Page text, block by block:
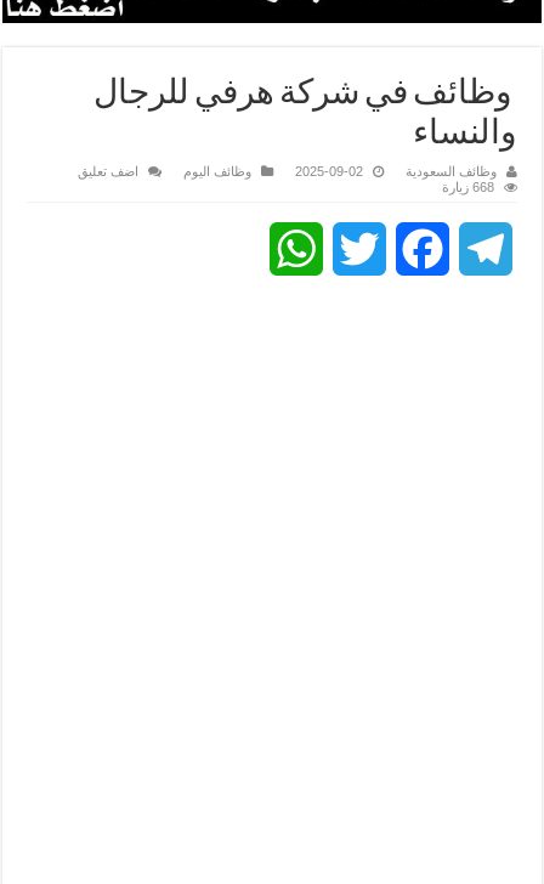
وظائف في شركة هرفي للرجال
والنساء
وظائف السعودية 2025-09-02 وظائف اليوم
اضف تعليق
668 زيارة
Telegram
Facebook
Twitter